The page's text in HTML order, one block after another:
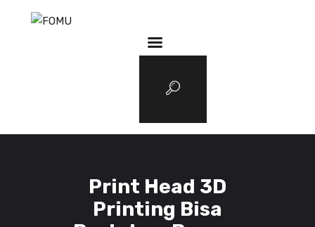
Print Head 3D
Printing Bisa
Tentang FOMU
Blog